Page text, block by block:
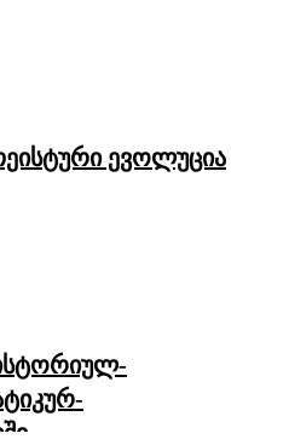
ევოლუცია